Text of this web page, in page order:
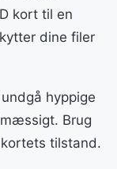
kort til en
dine filer
hyppige
Brug
tilstand.